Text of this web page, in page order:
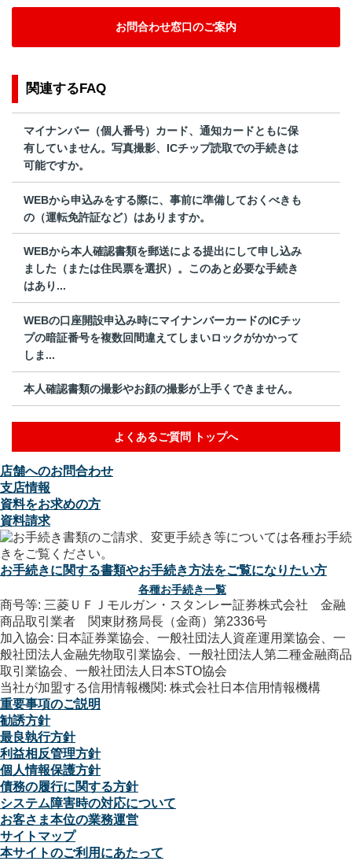
お問合わせ窓口のご案内
関連するFAQ
マイナンバー（個人番号）カード、通知カードともに保
有していません。写真撮影、ICチップ読取での手続きは
可能ですか。
WEBから申込みをする際に、事前に準備しておくべきも
の（運転免許証など）はありますか。
WEBから本人確認書類を郵送による提出にして申し込み
ました（または住民票を選択）。このあと必要な手続き
はあり...
WEBの口座開設申込み時にマイナンバーカードのICチッ
プの暗証番号を複数回間違えてしまいロックがかかって
しま...
本人確認書類の撮影やお顔の撮影が上手くできません。
よくあるご質問 トップへ
店舗へのお問合わせ
支店情報
資料をお求めの方
資料請求
お手続きに関する書類やお手続き方法をご覧になりたい方
各種お手続き一覧
商号等: 三菱ＵＦＪモルガン・スタンレー証券株式会社 金融
商品取引業者 関東財務局長（金商）第2336号
加入協会: 日本証券業協会、一般社団法人資産運用業協会、一
般社団法人金融先物取引業協会、一般社団法人第二種金融商品
取引業協会、一般社団法人日本STO協会
当社が加盟する信用情報機関: 株式会社日本信用情報機構
重要事項のご説明
勧誘方針
最良執行方針
利益相反管理方針
個人情報保護方針
債務の履行に関する方針
システム障害時の対応について
お客さま本位の業務運営
サイトマップ
本サイトのご利用にあたって